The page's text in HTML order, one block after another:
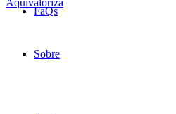
FaQs
Sobre